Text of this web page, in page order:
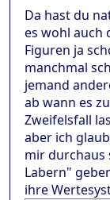
Da hast du
es wohl auch
Figuren ja
manchmal
jemand
ab wann es
Zweifelsfall
aber ich
mir durchaus
Labern"
ihre